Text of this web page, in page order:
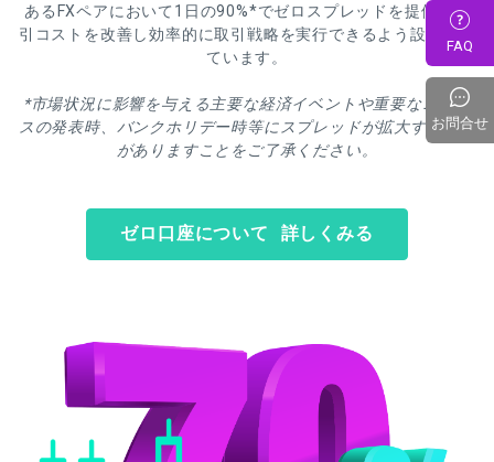
あるFXペアにおいて1日の90%*でゼロスプレッドを提供。取
引コストを改善し効率的に取引戦略を実行できるよう設計され
ています。
*市場状況に影響を与える主要な経済イベントや重要なニュー
スの発表時、バンクホリデー時等にスプレッドが拡大する場合
がありますことをご了承ください。
ゼロ口座について 詳しくみる
FAQ
お問合せ